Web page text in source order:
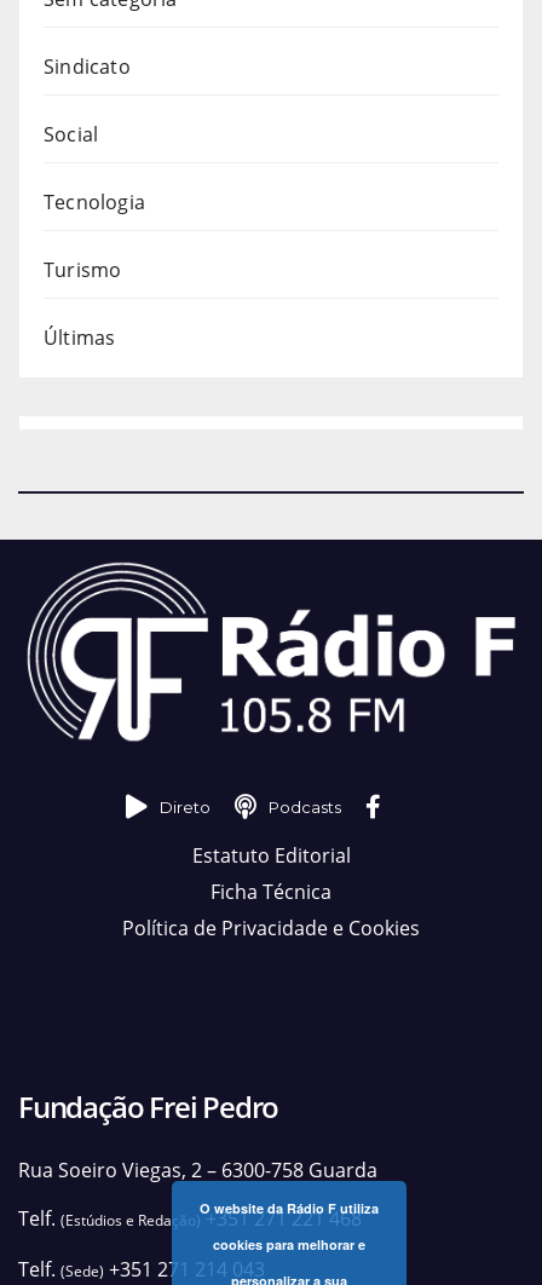
Sindicato
Social
Tecnologia
Turismo
Últimas
Direto Podcasts
Estatuto Editorial
Ficha Técnica
Política de Privacidade e Cookies
Fundação Frei Pedro
Rua Soeiro Viegas, 2 – 6300-758 Guarda
Telf. (Estúdios e Redação)+351 271 221 468
Telf. (Sede) +351 271 214 043
O website da Rádio F utiliza
cookies para melhorar e
personalizar a sua